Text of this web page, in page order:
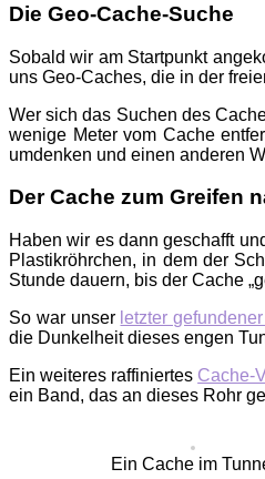
Die Geo-Cache-Suche
Sobald wir am Startpunkt
uns Geo-Caches, die in der
Wer sich das Suchen des
wenige Meter vom Cache
umdenken und einen anderen
Der Cache zum Greifen
Haben wir es dann geschafft
Plastikröhrchen, in dem der
Stunde dauern, bis der Cache
So war unser letzter
die Dunkelheit dieses engen
Ein weiteres raffiniertes Cache-
ein Band, das an dieses Rohr
Ein Cache im